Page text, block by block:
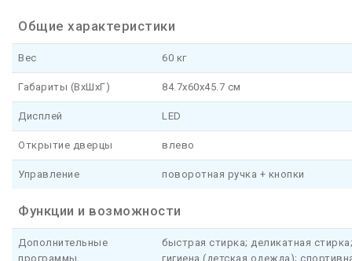
Общие характеристики
Вес 60 кг
Габариты (ВхШхГ) 84.7x60x45.7 см
Дисплей LED
Открытие дверцы влево
Управление поворотная ручка + кнопки
Функции и возможности
Дополнительные
программы
быстрая стирка; деликатная стирка;
гигиена (детская одежда);